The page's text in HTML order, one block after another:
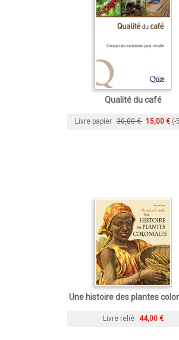
Qualité du café
Livre papier 30,00 € 15,00 € (-
Une histoire des plantes
Livre relié 44,00 €